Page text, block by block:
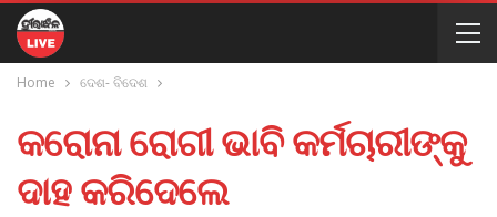
Home ଦେଶ- ବିଦେଶ
କରୋନା ରୋଗୀ ଭାବି କର୍ମଚାରୀଙ୍କୁ
ଦାହ କରିଦେଲେ